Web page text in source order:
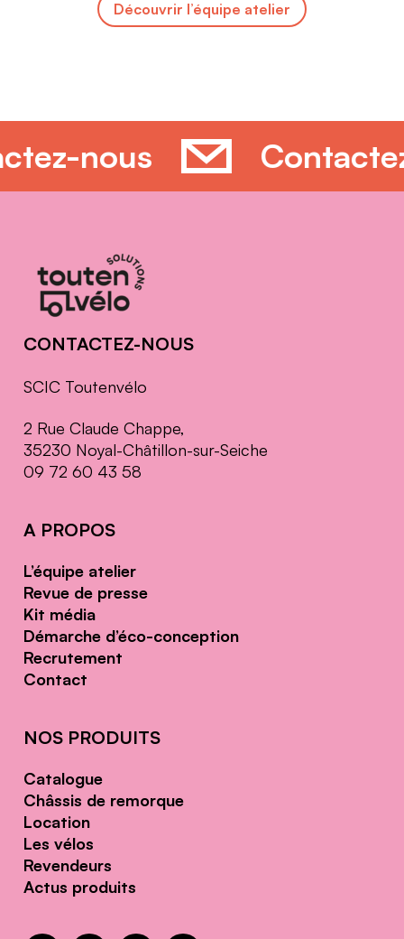
Découvrir l’équipe atelier
nous
Informations
complémentaires
CONTACTEZ-NOUS
SCIC Toutenvélo
2 Rue Claude Chappe,
35230 Noyal-Châtillon-sur-Seiche
09 72 60 43 58
A PROPOS
L’équipe atelier
Revue de presse
Kit média
Démarche d’éco-conception
Recrutement
Contact
NOS PRODUITS
Catalogue
Châssis de remorque
Location
Les vélos
Revendeurs
Actus produits